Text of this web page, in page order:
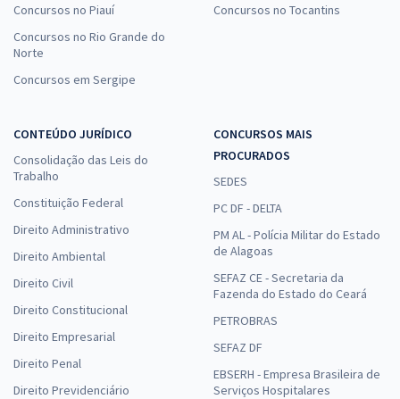
Concursos no Piauí
Concursos no Rio Grande do
Norte
Concursos em Sergipe
Concursos no Tocantins
CONTEÚDO JURÍDICO
Consolidação das Leis do
Trabalho
Constituição Federal
Direito Administrativo
Direito Ambiental
Direito Civil
Direito Constitucional
Direito Empresarial
Direito Penal
Direito Previdenciário
CONCURSOS MAIS
PROCURADOS
SEDES
PC DF - DELTA
PM AL - Polícia Militar do Estado
de Alagoas
SEFAZ CE - Secretaria da
Fazenda do Estado do Ceará
PETROBRAS
SEFAZ DF
EBSERH - Empresa Brasileira de
Serviços Hospitalares